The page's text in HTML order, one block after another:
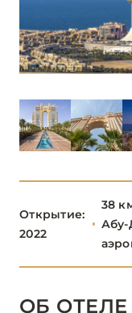
Qasr Al Sarab
Rixos Marina Abu
Rixos Premium
Rosewood Abu
Saadiyat Rotana
The Ritz-Carlton
The St. Regis Abu
Traders Hotel,
Открытие:
2022
38
Абу-
ОБ ОТЕЛЕ